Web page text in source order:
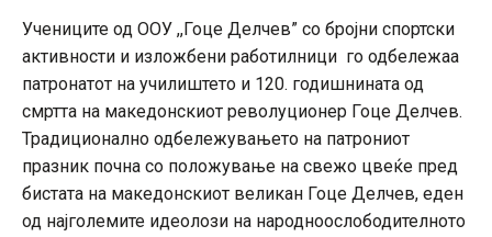
Учениците од ООУ ,,Гоце Делчев” со бројни спортски
активности и изложбени работилници го одбележаа
патронатот на училиштето и 120. годишнината од
смртта на македонскиот револуционер Гоце Делчев.
Традиционално одбележувањето на патрониот
празник почна со положување на свежо цвеќе пред
бистата на македонскиот великан Гоце Делчев, еден
од најголемите идеолози на народноослободителното